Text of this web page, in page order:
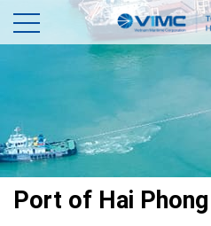
Port of Hai Phong